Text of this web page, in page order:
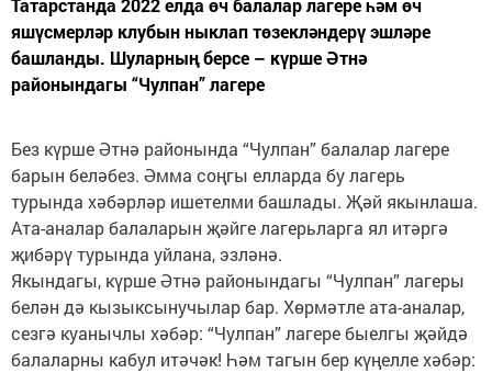
Татарстанда 2022 елда өч балалар лагере һәм өч
яшүсмерләр клубын ныклап төзекләндерү эшләре
башланды. Шуларның берсе – күрше Әтнә
районындагы “Чулпан” лагере
Без күрше Әтнә районында “Чулпан” балалар лагере
барын беләбез. Әмма соңгы елларда бу лагерь
турында хәбәрләр ишетелми башлады. Җәй якынлаша.
Ата-аналар балаларын җәйге лагерьларга ял итәргә
җибәрү турында уйлана, эзләнә.
Якындагы, күрше Әтнә районындагы “Чулпан” лагеры
белән дә кызыксынучылар бар. Хөрмәтле ата-аналар,
сезгә куанычлы хәбәр: “Чулпан” лагере быелгы җәйдә
балаларны кабул итәчәк! Һәм тагын бер күңелле хәбәр: